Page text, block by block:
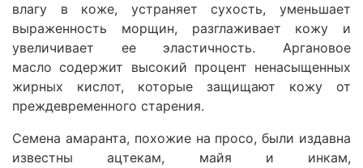
влагу в коже, устраняет сухость, уменьшает
выраженность морщин, разглаживает кожу и
увеличивает ее эластичность.
Аргановое
масло содержит высокий процент ненасыщенных
жирных кислот, которые защищают кожу от
преждевременного старения.
Семена амаранта, похожие на просо, были издавна
известны ацтекам, майя и инкам,